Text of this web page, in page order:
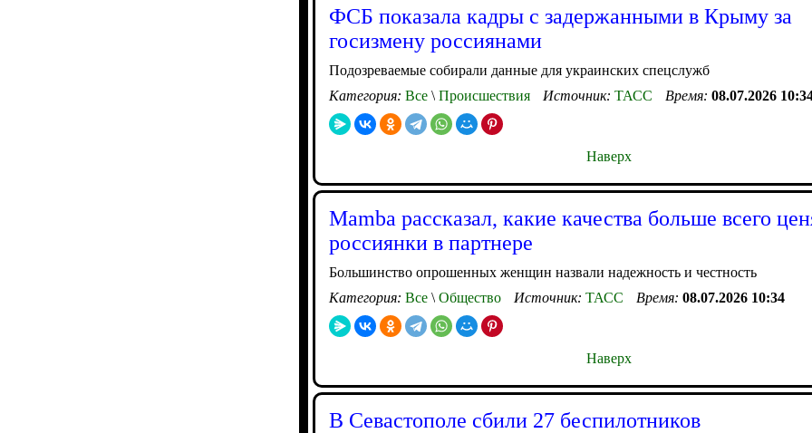
ФСБ показала кадры с задержанными в Крыму за
госизмену россиянами
Подозреваемые собирали данные для украинских спецслужб
Категория: Все \ Происшествия Источник: ТАСС Время: 08.07.2026
Наверх
Mamba рассказал, какие качества больше всего
россиянки в партнере
Большинство опрошенных женщин назвали надежность и честность
Категория: Все \ Общество Источник: ТАСС Время: 08.07.2026 10:34
Наверх
В Севастополе сбили 27 беспилотников